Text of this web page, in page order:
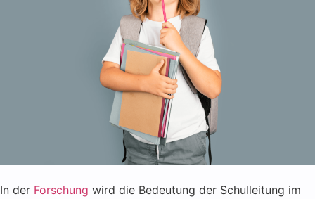
In der Forschung wird die Bedeutung der Schulleitung im